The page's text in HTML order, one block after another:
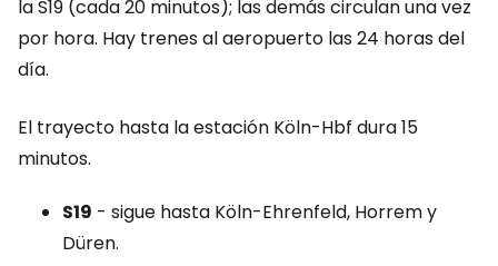
la S19 (cada 20 minutos); las demás circulan una vez
por hora. Hay trenes al aeropuerto las 24 horas del
día.
El trayecto hasta la estación Köln-Hbf dura 15
minutos.
S19 - sigue hasta Köln-Ehrenfeld, Horrem y
Düren.